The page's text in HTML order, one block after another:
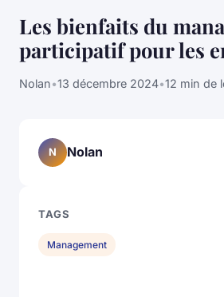
Les bienfaits du
participatif pour les
Nolan•13 décembre 2024•12 min de
N Nolan
TAGS
Management